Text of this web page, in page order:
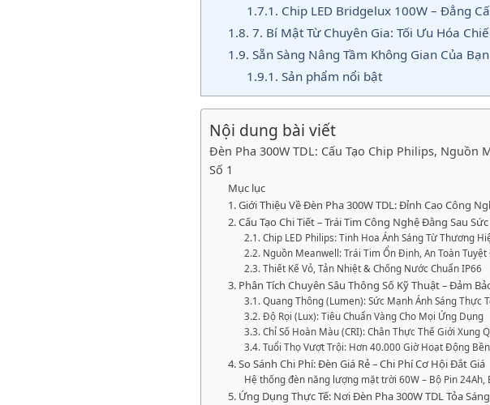
1.7.1. Chip LED Bridgelux 100W – Đẳng
1.8. 7. Bí Mật Từ Chuyên Gia: Tối Ưu Hóa
1.9. Sẵn Sàng Nâng Tầm Không Gian Của
1.9.1. Sản phẩm nổi bật
Nội dung bài viết
Đèn Pha 300W TDL: Cấu Tạo Chip Philips,
Số 1
Mục lục
1. Giới Thiệu Về Đèn Pha 300W TDL: Đỉnh Cao Công
2. Cấu Tạo Chi Tiết – Trái Tim Công Nghệ Đằng Sau
2.1. Chip LED Philips: Tinh Hoa Ánh Sáng Từ Thương
2.2. Nguồn Meanwell: Trái Tim Ổn Định, An Toàn Tuyệt
2.3. Thiết Kế Vỏ, Tản Nhiệt & Chống Nước Chuẩn IP66
3. Phân Tích Chuyên Sâu Thông Số Kỹ Thuật – Đảm
3.1. Quang Thông (Lumen): Sức Mạnh Ánh Sáng Thực
3.2. Độ Rọi (Lux): Tiêu Chuẩn Vàng Cho Mọi Ứng Dụng
3.3. Chỉ Số Hoàn Màu (CRI): Chân Thực Thế Giới Xung
3.4. Tuổi Thọ Vượt Trội: Hơn 40.000 Giờ Hoạt Động
4. So Sánh Chi Phí: Đèn Giá Rẻ – Chi Phí Cơ Hội Đắt Giá
Hệ thống đèn năng lượng mặt trời 60W – Bộ Pin 24Ah,
5. Ứng Dụng Thực Tế: Nơi Đèn Pha 300W TDL Tỏa Sáng